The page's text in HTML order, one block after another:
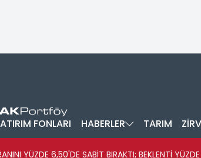
FONLARI HABERLER TARIM
YÜZDE 6,50'DE SABİT BIRAKTI; BEKLENTİ